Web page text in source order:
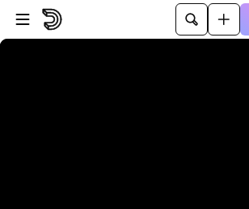
Passer au player
Passer au contenu principal